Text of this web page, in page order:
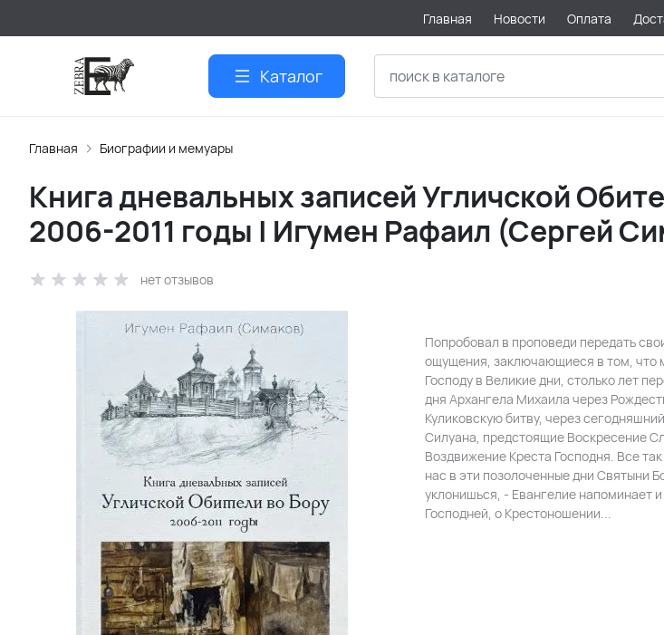
Главная Новости Оплата
Каталог
Главная Биографии и мемуары
Книга дневальных записей Угличской
2006-2011 годы | Игумен Рафаил (Сергей
нет отзывов
Попробовал в проповеди передать
ощущения, заключающиеся в том, что
Господу в Великие дни, столько лет
дня Архангела Михаила через
Куликовскую битву, через
Силуана, предстоящие Воскресение
Воздвижение Креста Господня. Все
нас в эти позолоченные дни Святыни
уклонишься, - Евангелие напоминает
Господней, о Крестоношении...